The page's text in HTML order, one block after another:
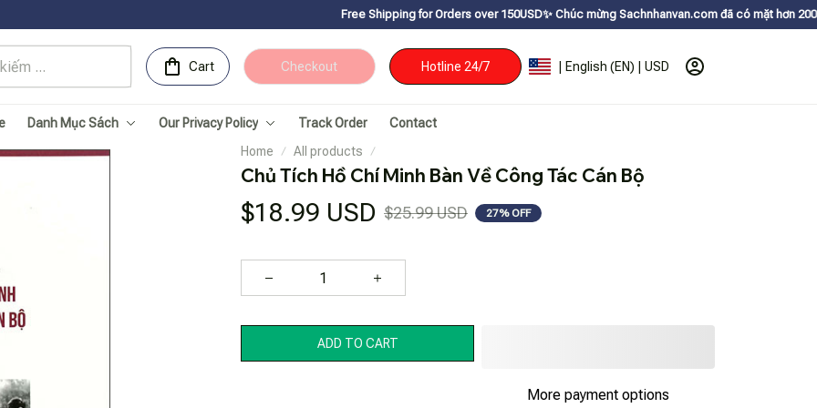
Free Shipping for Orders over 150USDㅤ✨ Chúc mừng Sachnhanvan.com đã có mặt hơn 200 quốc gia như
Cart Checkout Hotline 24/7 | English (EN) | USD
Danh Mục Sách Our Privacy Policy Track Order
Contact
Home
All products
Chủ Tích Hồ Chí Minh Bàn Về Công Tác Cán Bộ
$18.99 USD $25.99 USD 27% OFF
ADD TO CART
More payment options